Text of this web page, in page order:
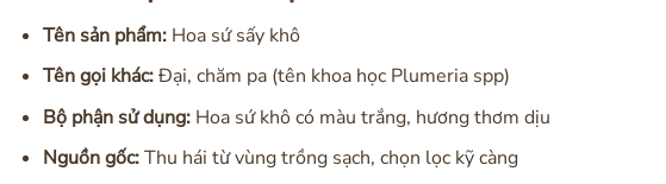
Tên sản phẩm:Hoa sứ sấy khô
Tên gọi khác:Đại, chăm pa (tên khoa học Plumeria spp)
Bộ phận sử dụng:Hoa sứ khô có màu trắng, hương thơm dịu
Nguồn gốc:Thu hái từ vùng trồng sạch, chọn lọc kỹ càng